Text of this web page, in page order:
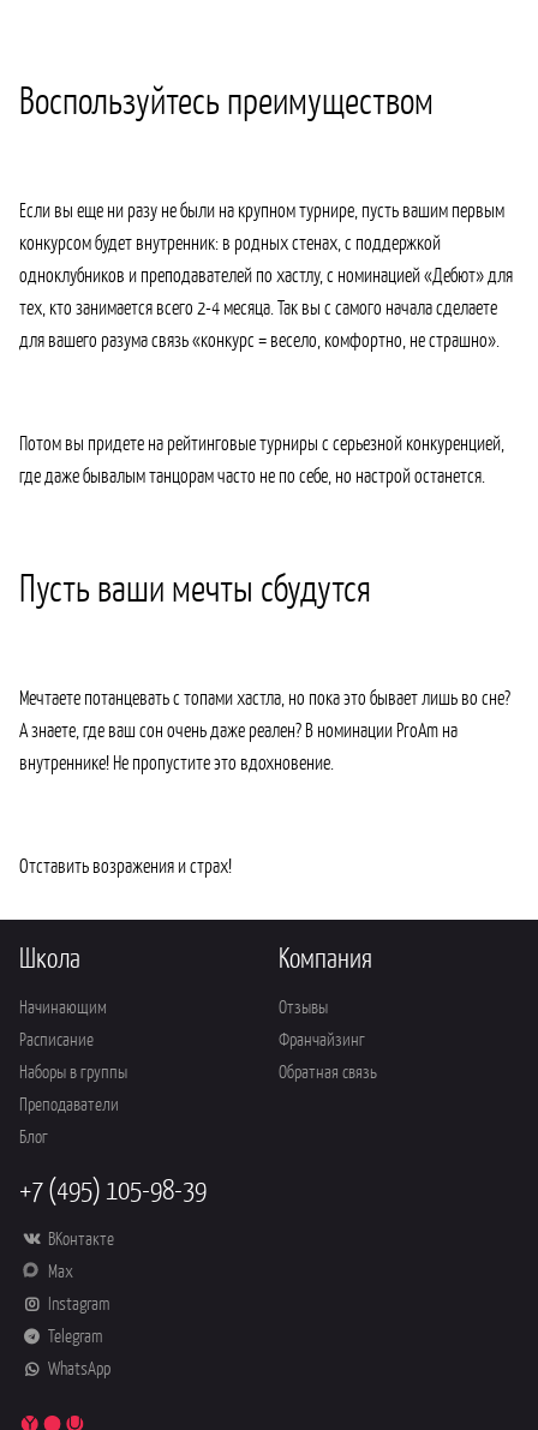
Воспользуйтесь преимуществом
Если вы еще ни разу не были на крупном турнире, пусть вашим первым
конкурсом будет внутренник: в родных стенах, с поддержкой
одноклубников и преподавателей по хастлу, с номинацией «Дебют» для
тех, кто занимается всего 2-4 месяца. Так вы с самого начала сделаете
для вашего разума связь «конкурс = весело, комфортно, не страшно».
Потом вы придете на рейтинговые турниры с серьезной конкуренцией,
где даже бывалым танцорам часто не по себе, но настрой останется.
Пусть ваши мечты сбудутся
Мечтаете потанцевать с топами хастла, но пока это бывает лишь во сне?
А знаете, где ваш сон очень даже реален? В номинации ProAm на
внутреннике! Не пропустите это вдохновение.
Отставить возражения и страх!
Школа
Начинающим
Расписание
Наборы в группы
Преподаватели
Блог
Компания
Отзывы
Франчайзинг
Обратная связь
+7 (495) 105-98-39
ВКонтакте
Max
Instagram
Telegram
WhatsApp